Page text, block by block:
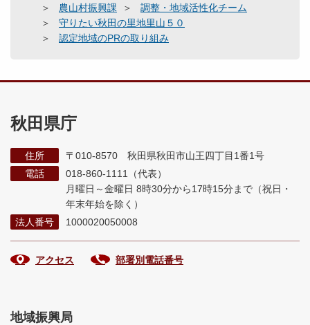
農山村振興課
調整・地域活性化チーム
守りたい秋田の里地里山５０
認定地域のPRの取り組み
秋田県庁
住所
〒010-8570 秋田県秋田市山王四丁目1番1号
電話
018-860-1111（代表）
月曜日～金曜日 8時30分から17時15分まで （祝日・
年末年始を除く）
法人番号
1000020050008
アクセス 部署別電話番号
地域振興局